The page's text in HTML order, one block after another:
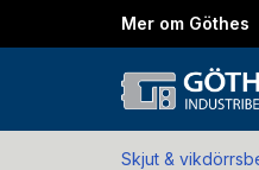
Mer om Göthes
Skjut &